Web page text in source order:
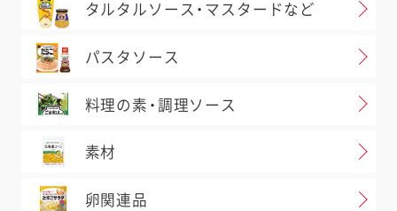
タルタルソース・マスタードなど
パスタソース
料理の素・調理ソース
素材
卵関連品